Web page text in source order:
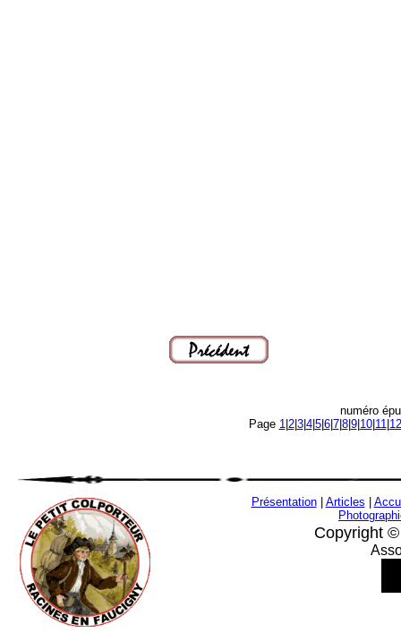
numéro
Page 1| 2| 3| 4| 5| 6| 7| 8| 9| 10| 11| 12
Présentation| Articles
Copyright